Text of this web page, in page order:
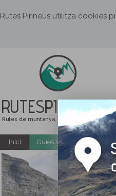
Rutes Pirineus utilitza cookies
RUTESPIRINEUS
Rutes de muntanya, senderisme i
Inici Guies Web i PDF